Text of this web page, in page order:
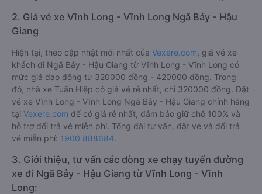
2. Giá vé xe Vĩnh Long - Vĩnh Long Ngã Bảy - Hậu
Giang
Hiện tại, theo cập nhật mới nhất của Vexere.com , giá vé xe
khách đi Ngã Bảy - Hậu Giang từ Vĩnh Long - Vĩnh Long có
mức giá dao động từ 320000 đồng - 420000 đồng. Trong
đó, nhà xe Tuấn Hiệp có giá vé rẻ nhất, chỉ 320000 đồng. Đặt
vé xe Vĩnh Long - Vĩnh Long Ngã Bảy - Hậu Giang chính hãng
tại Vexere.com để có giá rẻ nhất, đảm bảo giữ chỗ 100% và
hỗ trợ đổi trả vé miễn phí. Tổng đài tư vấn, đặt vé và đổi trả
vé miễn phí: 1900 888684.
3. Giới thiệu, tư vấn các dòng xe chạy tuyến đường
xe đi Ngã Bảy - Hậu Giang từ Vĩnh Long - Vĩnh
Long: